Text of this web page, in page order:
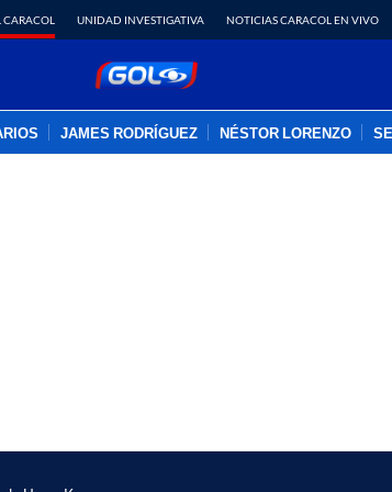
CARACOL UNIDAD INVESTIGATIVA NOTICIAS CARACOL EN VIVO
JAMES RODRÍGUEZ NÉSTOR LORENZO